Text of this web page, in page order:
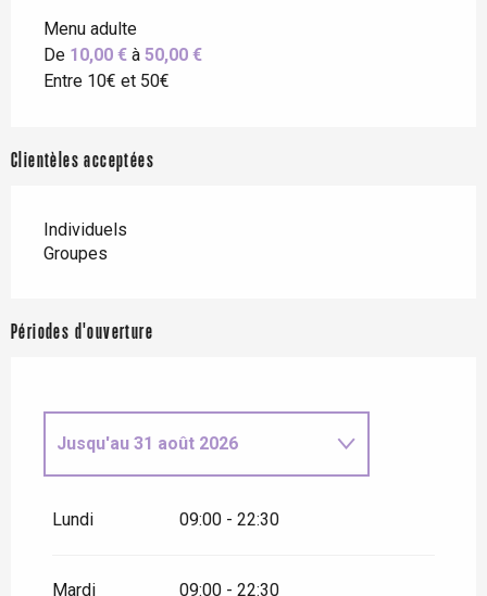
Menu adulte
De 10,00 € à 50,00 €
Entre 10€ et 50€
Clientèles acceptées
Individuels
Groupes
Périodes d'ouverture
Jusqu'au 31 août 2026
décembre 2026
Lundi 09:00 - 22:30
Mardi 09:00 - 22:30